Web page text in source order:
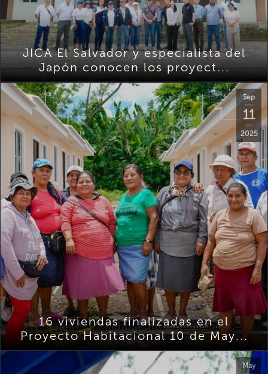
JICA El Salvador y especialista del
Japón conocen los proyect...
Sep
11
2025
16 viviendas finalizadas en el
Proyecto Habitacional 10 de May...
May